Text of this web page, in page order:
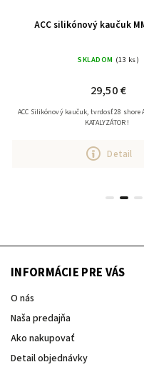
ACC silikónový kaučuk
SKLADOM (13 ks)
29,50 €
Detail
ACC Silikónový kaučuk, tvrdosť 28 shore
KATALYZÁTOR !
INFORMÁCIE PRE VÁS
O nás
Naša predajňa
Ako nakupovať
Detail objednávky